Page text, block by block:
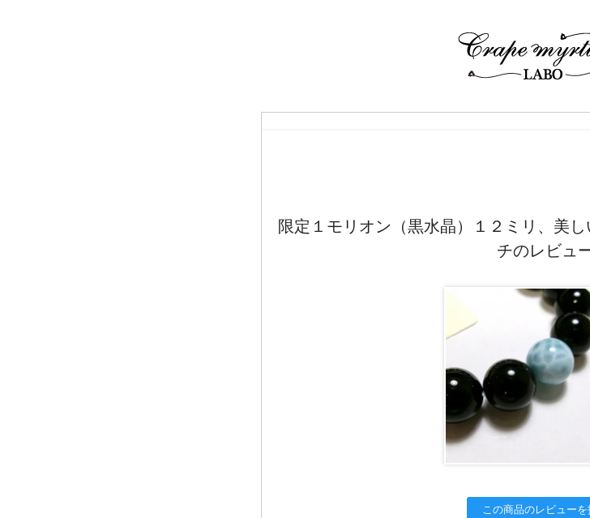
限定１モリオン（黒水晶）１２ミリ、美
チのレビュ
この商品のレビュー